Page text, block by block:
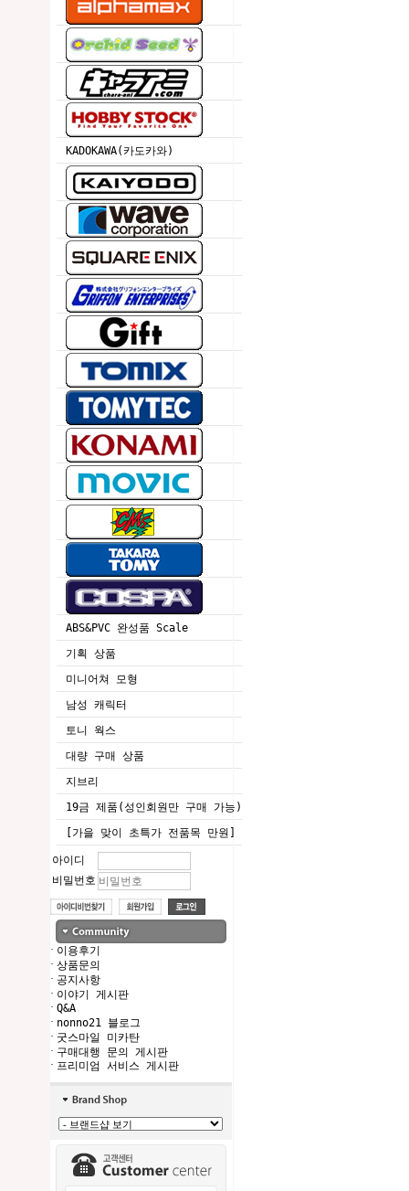
KADOKAWA(카도카와)
ABS&PVC 완성품 Scale
기획 상품
미니어쳐 모형
남성 캐릭터
토니 웍스
대량 구매 상품
지브리
19금 제품(성인회원만 구매 가능)
[가을 맞이 초특가 전품목 만원]
아이디
비밀번호
· 이용후기
· 상품문의
· 공지사항
· 이야기 게시판
· Q&A
· nonno21 블로그
· 굿스마일 미카탄
· 구매대행 문의 게시판
· 프리미엄 서비스 게시판